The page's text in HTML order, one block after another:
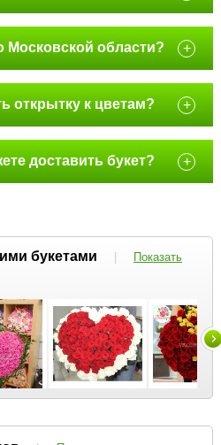
Московской области? +
открытку к цветам? +
доставить букет? +
букетами |
Показать